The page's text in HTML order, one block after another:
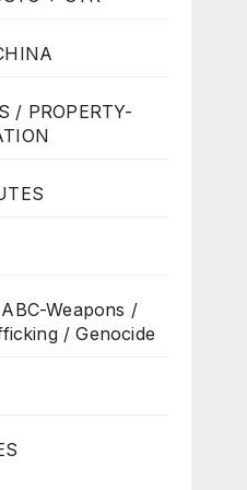
/ PROPERTY-
Weapons /
/ Genocide